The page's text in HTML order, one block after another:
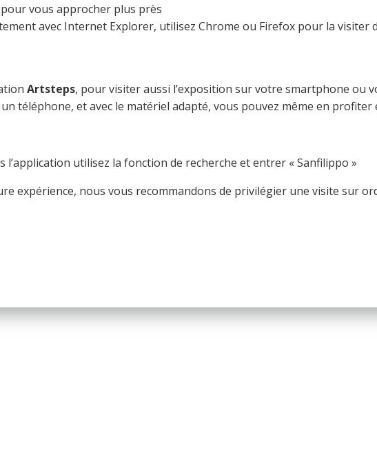
vous approcher plus près
avec Internet Explorer, utilisez Chrome ou Firefox pour la visiter
Artsteps, pour visiter aussi l’exposition sur votre smartphone ou
téléphone, et avec le matériel adapté, vous pouvez même en profiter
l’application utilisez la fonction de recherche et entrer « Sanfilippo »
expérience, nous vous recommandons de privilégier une visite sur
© 2026 Nice Fictions.